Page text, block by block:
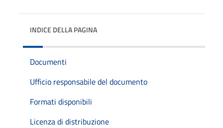
INDICE DELLA PAGINA
Documenti
Ufficio responsabile del documento
Formati disponibili
Licenza di distribuzione